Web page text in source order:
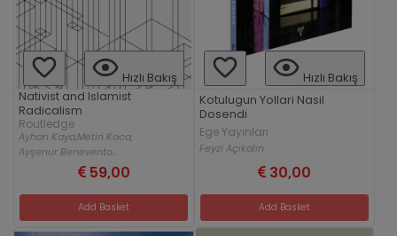
Hızlı Bakış
Nativist and Islamist
Radicalism
Routledge
Ayhan Kaya,Metin Koca,
Ayşenur Benevento...
59,00
Add Basket
Hızlı Bakış
Kotulugun Yollari Nasil
Dosendi
Ege Yayınları
Feyzi Açıkalın
30,00
Add Basket